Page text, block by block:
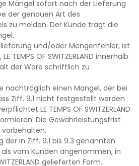
Mängel sofort nach der Lieferung
der genauen Art des
zu melden. Der Kunde trägt die
und/oder Mengenfehler, ist
TEMPS OF SWITZERLAND innerhalb
der Ware schriftlich zu
nachträglich einen Mangel, der bei
Ziff. 9.1 nicht festgestellt werden
LE TEMPS OF SWITZERLAND
Die Gewährleistungsfrist
vorbehalten.
der in Ziff. 9.1 bis 9.3 genannten
vom Kunden angenommen, in
gelieferten Form.